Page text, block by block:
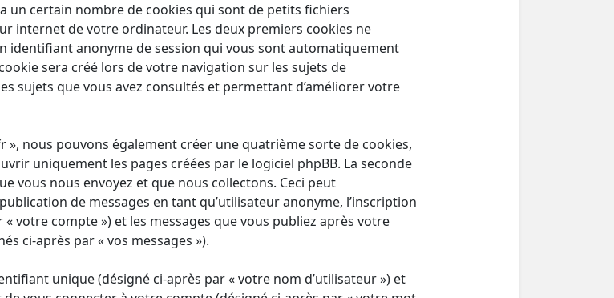
un certain nombre de cookies qui sont de petits fichiers
internet de votre ordinateur. Les deux premiers cookies ne
identifiant anonyme de session qui vous sont automatiquement
sera créé lors de votre navigation sur les sujets de
sujets que vous avez consultés et permettant d’améliorer votre
», nous pouvons également créer une quatrième sorte de cookies,
uniquement les pages créées par le logiciel phpBB. La seconde
vous nous envoyez et que nous collectons. Ceci peut
de messages en tant qu’utilisateur anonyme, l’inscription
votre compte ») et les messages que vous publiez après votre
ci-après par « vos messages »).
unique (désigné ci-après par « votre nom d’utilisateur ») et